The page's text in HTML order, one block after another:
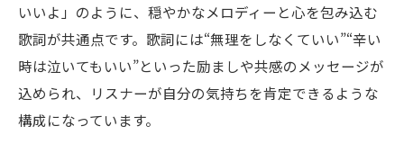
いいよ」のように、穏やかなメロディーと心を包み込む
歌詞が共通点です。歌詞には“無理をしなくていい”“辛い
時は泣いてもいい”といった励ましや共感のメッセージが
込められ、リスナーが自分の気持ちを肯定できるような
構成になっています。